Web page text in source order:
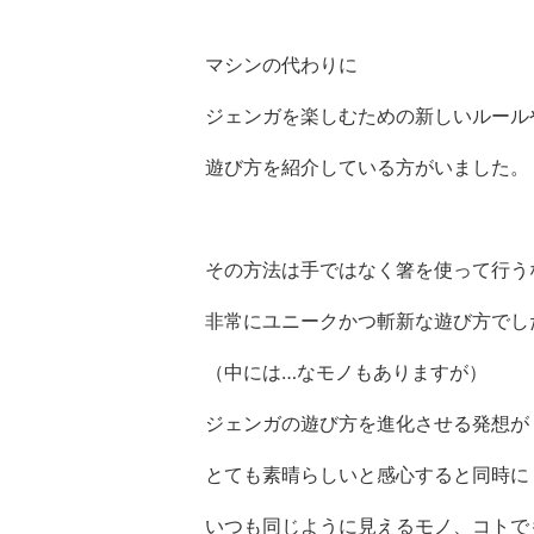
マシンの代わりに
ジェンガを楽しむための新しいルール
遊び方を紹介している方がいました。
その方法は手ではなく箸を使って行う
非常にユニークかつ斬新な遊び方でし
（中には…なモノもありますが）
ジェンガの遊び方を進化させる発想が
とても素晴らしいと感心すると同時に
いつも同じように見えるモノ、コトで